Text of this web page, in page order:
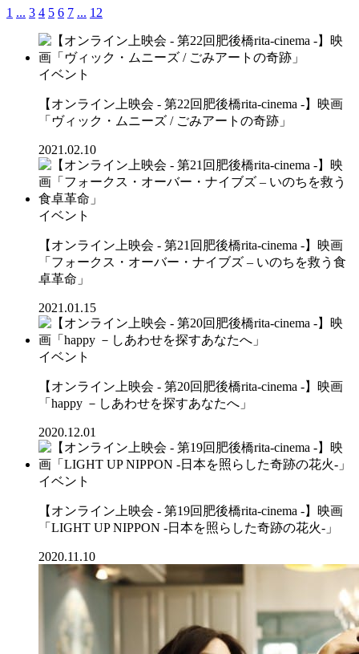
1 ... 3 4 5 6 7 ... 12
イベント
【オンライン上映会 - 第22回肥後橋rita-cinema -】映画
「ヴィック・ムニーズ / ごみアートの奇跡」
2021.02.10
イベント
【オンライン上映会 - 第21回肥後橋rita-cinema -】映画
「フォークス・オーバー・ナイブズ – いのちを救う食
卓革命」
2021.01.15
イベント
【オンライン上映会 - 第20回肥後橋rita-cinema -】映画
「happy －しあわせを探すあなたへ」
2020.12.01
イベント
【オンライン上映会 - 第19回肥後橋rita-cinema -】映画
「LIGHT UP NIPPON -日本を照らした奇跡の花火-」
2020.11.10